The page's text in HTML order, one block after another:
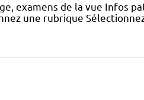
examens de la vue Infos
une rubrique